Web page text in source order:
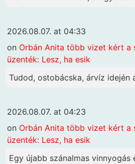
2026.08.07. at 04:33
on Orbán Anita több vizet kért a
üzenték: Lesz, ha esik
Tudod, ostobácska, árvíz idején
2026.08.07. at 04:23
on Orbán Anita több vizet kért a
üzenték: Lesz, ha esik
Egy újabb szánalmas vinnyogás